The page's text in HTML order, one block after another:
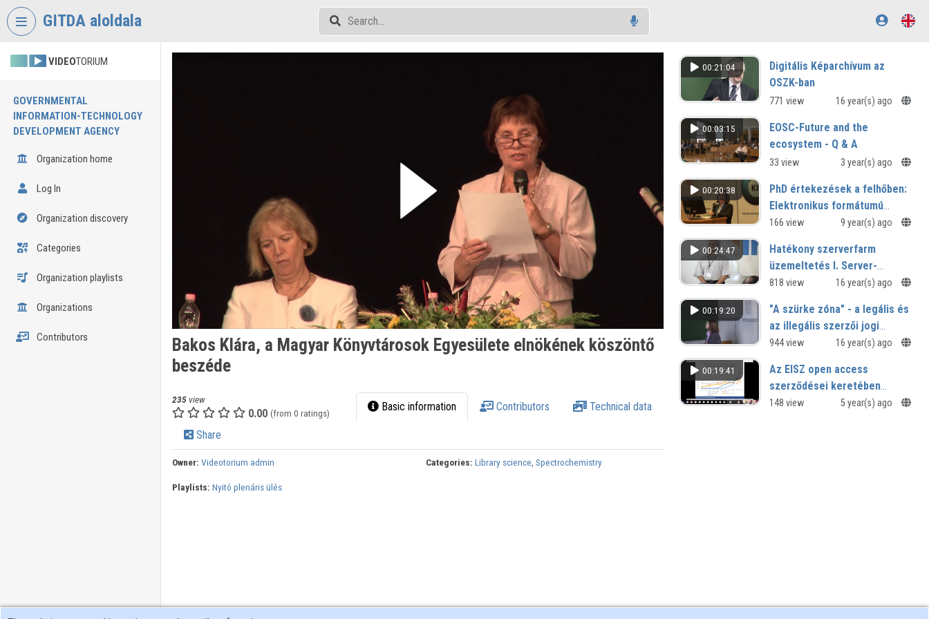
Skip header
GITDA aloldala
VIDEOTORIUM
GOVERNMENTAL
INFORMATION-TECHNOLOGY
DEVELOPMENT AGENCY
Organization home
Log In
Organization discovery
Categories
Organization playlists
Organizations
Contributors
Bakos Klára, a Magyar Könyvtárosok Egyesülete elnökének köszöntő
beszéde
235view
0.00 (from 0 ratings) Basic information Contributors Technical data
Share
Owner: Videotorium admin Categories: Library science,Spectrochemistry
Playlists: Nyitó plenáris ülés
00:21:04
Digitális Képarchívum az
OSZK-ban
771 view 16 year(s) ago
00:03:15
EOSC-Future and the
ecosystem - Q & A
33 view 3 year(s) ago
00:20:38
PhD értekezések a felhőben:
Elektronikus formátumú
disszertációk kezelése az
Tudományegyetemen
166 view 9 year(s) ago
00:24:47
Hatékony szerverfarm
üzemeltetés I. Server-
Templates - Szerverek
818 view 16 year(s) ago
00:19:20
"A szürke zóna" - a legális és
az illegális szerzői jogi
cselekmények határterülete
944 view 16 year(s) ago
00:19:41
Az EISZ open access
szerződései keretében
történő publikálási
148 view 5 year(s) ago